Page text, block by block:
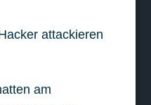
attackieren
am